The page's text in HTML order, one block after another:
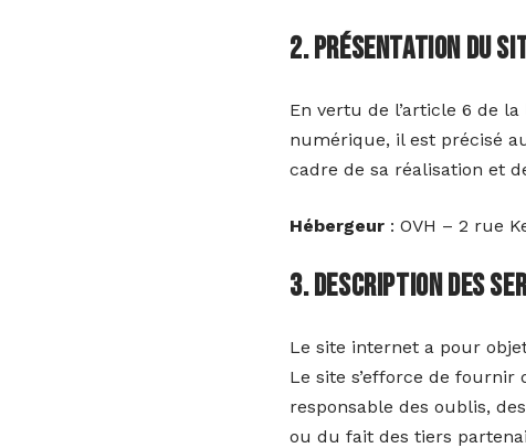
2. Présentation du
En vertu de l’article 6 de
numérique, il est précisé
cadre de sa réalisation et
Hébergeur : OVH – 2 rue
3. Description des
Le site internet a pour
Le site s’efforce de
responsable des oublis,
ou du fait des tiers